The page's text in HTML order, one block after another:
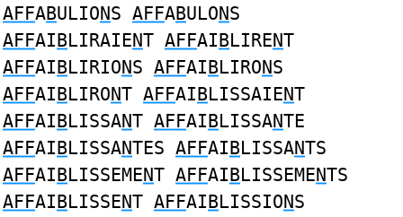
AFFABULIONS AFFABULONS
AFFAIBLIRAIENT AFFAIBLIRENT
AFFAIBLIRIONS AFFAIBLIRONS
AFFAIBLIRONT AFFAIBLISSAIENT
AFFAIBLISSANT AFFAIBLISSANTE
AFFAIBLISSANTES AFFAIBLISSANTS
AFFAIBLISSEMENT AFFAIBLISSEMENTS
AFFAIBLISSENT AFFAIBLISSIONS